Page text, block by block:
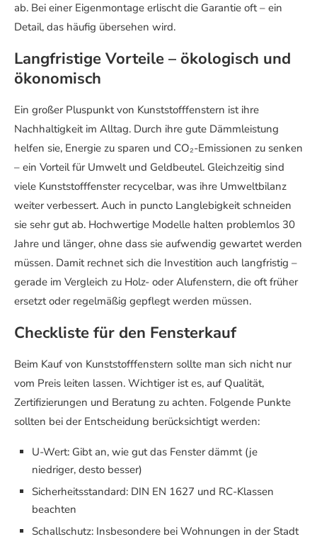
ab. Bei einer Eigenmontage erlischt die Garantie oft – ein
Detail, das häufig übersehen wird.
Langfristige Vorteile – ökologisch und
ökonomisch
Ein großer Pluspunkt von Kunststofffenstern ist ihre
Nachhaltigkeit im Alltag. Durch ihre gute Dämmleistung
helfen sie, Energie zu sparen und CO₂-Emissionen zu senken
– ein Vorteil für Umwelt und Geldbeutel. Gleichzeitig sind
viele Kunststofffenster recycelbar, was ihre Umweltbilanz
weiter verbessert. Auch in puncto Langlebigkeit schneiden
sie sehr gut ab. Hochwertige Modelle halten problemlos 30
Jahre und länger, ohne dass sie aufwendig gewartet werden
müssen. Damit rechnet sich die Investition auch langfristig –
gerade im Vergleich zu Holz- oder Alufenstern, die oft früher
ersetzt oder regelmäßig gepflegt werden müssen.
Checkliste für den Fensterkauf
Beim Kauf von Kunststofffenstern sollte man sich nicht nur
vom Preis leiten lassen. Wichtiger ist es, auf Qualität,
Zertifizierungen und Beratung zu achten. Folgende Punkte
sollten bei der Entscheidung berücksichtigt werden:
U-Wert: Gibt an, wie gut das Fenster dämmt (je
niedriger, desto besser)
Sicherheitsstandard: DIN EN 1627 und RC-Klassen
beachten
Schallschutz: Insbesondere bei Wohnungen in der Stadt